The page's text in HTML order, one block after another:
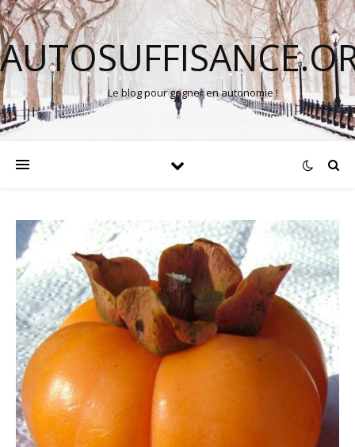
Le blog pour gagner en autonomie !